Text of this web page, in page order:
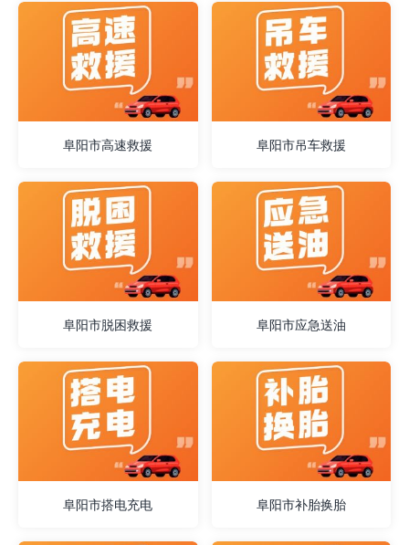
阜阳市高速救援 阜阳市吊车救援
阜阳市脱困救援 阜阳市应急送油
阜阳市搭电充电 阜阳市补胎换胎